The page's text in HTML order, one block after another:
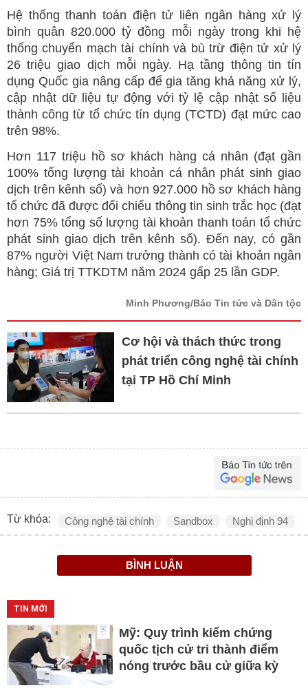
Hệ thống thanh toán điện tử liên ngân hàng xử lý
bình quân 820.000 tỷ đồng mỗi ngày trong khi hệ
thống chuyển mạch tài chính và bù trừ điện tử xử lý
26 triệu giao dịch mỗi ngày. Hạ tầng thông tin tín
dụng Quốc gia nâng cấp để gia tăng khả năng xử lý,
cập nhật dữ liệu tự động với tỷ lệ cập nhật số liệu
thành công từ tổ chức tín dụng (TCTD) đạt mức cao
trên 98%.
Hơn 117 triệu hồ sơ khách hàng cá nhân (đạt gần
100% tổng lượng tài khoản cá nhân phát sinh giao
dịch trên kênh số) và hơn 927.000 hồ sơ khách hàng
tổ chức đã được đối chiếu thông tin sinh trắc học (đạt
hơn 75% tổng số lượng tài khoản thanh toán tổ chức
phát sinh giao dịch trên kênh số). Đến nay, có gần
87% người Việt Nam trưởng thành có tài khoản ngân
hàng; Giá trị TTKDTM năm 2024 gấp 25 lần GDP.
Minh Phương/Báo Tin tức và Dân tộc
Cơ hội và thách thức trong
phát triển công nghệ tài chính
tại TP Hồ Chí Minh
Từ khóa: Công nghệ tài chính Sandbox Nghị định 94
BÌNH LUẬN
TIN MỚI
Mỹ: Quy trình kiểm chứng
quốc tịch cử tri thành điểm
nóng trước bầu cử giữa kỳ